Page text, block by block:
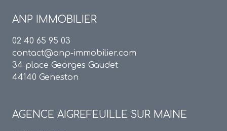
ANP IMMOBILIER
02 40 65 95 03
contact@anp-immobilier.com
34 place Georges Gaudet
44140 Geneston
AGENCE AIGREFEUILLE SUR MAINE